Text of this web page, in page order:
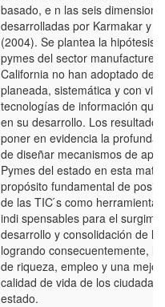
basado, e n las seis
desarrolladas por Karmakar y
(2004). Se plantea la hipótesis
pymes del sector
California no han adoptado de
planeada, sistemática y con
tecnologías de información que
en su desarrollo. Los
poner en evidencia la profunda
de diseñar mecanismos de
Pymes del estado en esta
propósito fundamental de
de las TIC ́s como
indi spensables para el
desarrollo y consolidación de
logrando consecuentemente,
de riqueza, empleo y una
calidad de vida de los
estado.